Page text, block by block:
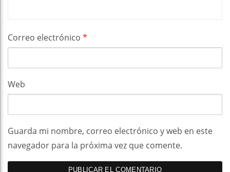
Correo electrónico *
Web
Guarda mi nombre, correo electrónico y web en este
navegador para la próxima vez que comente.